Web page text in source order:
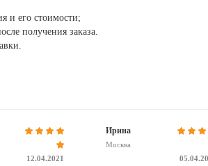
и его стоимости;
получения заказа.
12.04.2021
Ирина
Москва